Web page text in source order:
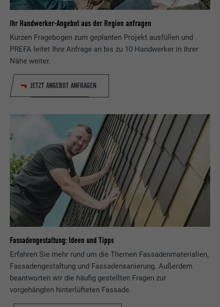
Ihr Handwerker-Angebot aus der Region anfragen
Kurzen Fragebogen zum geplanten Projekt ausfüllen und
PREFA leitet Ihre Anfrage an bis zu 10 Handwerker in Ihrer
Nähe weiter.
JETZT ANGEBOT ANFRAGEN
Fassadengestaltung: Ideen und Tipps
Erfahren Sie mehr rund um die Themen Fassadenmaterialien,
Fassadengestaltung und Fassadensanierung. Außerdem
beantworten wir die häufig gestellten Fragen zur
vorgehängten hinterlüfteten Fassade.